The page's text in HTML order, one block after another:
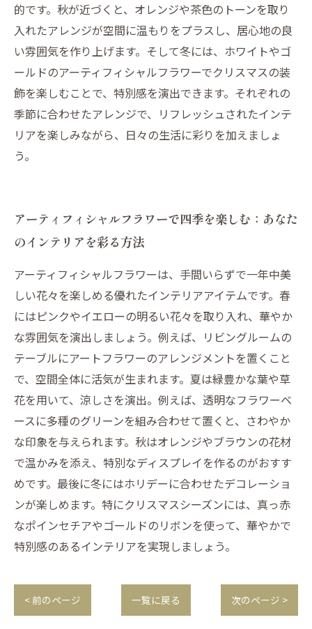
的です。秋が近づくと、オレンジや茶色のトーンを取り
入れたアレンジが空間に温もりをプラスし、居心地の良
い雰囲気を作り上げます。そして冬には、ホワイトやゴ
ールドのアーティフィシャルフラワーでクリスマスの装
飾を楽しむことで、特別感を演出できます。それぞれの
季節に合わせたアレンジで、リフレッシュされたインテ
リアを楽しみながら、日々の生活に彩りを加えましょ
う。
アーティフィシャルフラワーで四季を楽しむ：あなた
のインテリアを彩る方法
アーティフィシャルフラワーは、手間いらずで一年中美
しい花々を楽しめる優れたインテリアアイテムです。春
にはピンクやイエローの明るい花々を取り入れ、華やか
な雰囲気を演出しましょう。例えば、リビングルームの
テーブルにアートフラワーのアレンジメントを置くこと
で、空間全体に活気が生まれます。夏は緑豊かな葉や草
花を用いて、涼しさを演出。例えば、透明なフラワーベ
ースに多種のグリーンを組み合わせて置くと、さわやか
な印象を与えられます。秋はオレンジやブラウンの花材
で温かみを添え、特別なディスプレイを作るのがおすす
めです。最後に冬にはホリデーに合わせたデコレーショ
ンが楽しめます。特にクリスマスシーズンには、真っ赤
なポインセチアやゴールドのリボンを使って、華やかで
特別感のあるインテリアを実現しましょう。
< 前のページ 一覧に戻る 次のページ >